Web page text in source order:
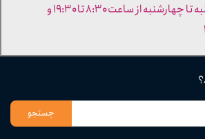
جستجو
- ساعات کاری فروشگاه: شنبه تا چهارشنبه از ساعت ۸:۳۰ تا ۱۹:۳۰ و